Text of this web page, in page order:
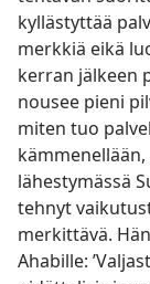
kyllästyttää
merkkiä eikä
kerran jälkeen
nousee pieni
miten tuo
lähestymässä
tehnyt
merkittävä.
Ahabille: